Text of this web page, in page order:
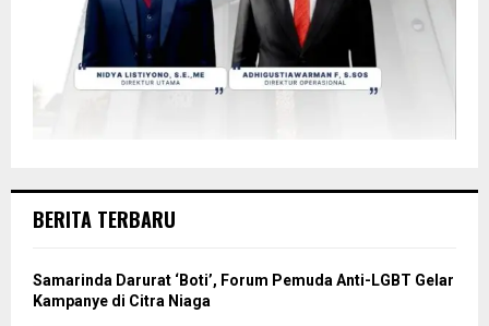
BERITA TERBARU
Samarinda Darurat ‘Boti’, Forum Pemuda Anti-LGBT Gelar
Kampanye di Citra Niaga